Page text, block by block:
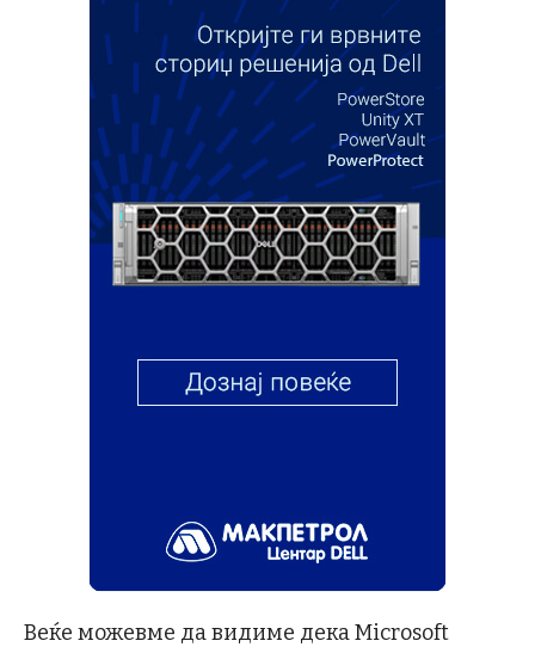
Веќе можевме да видиме дека Microsoft